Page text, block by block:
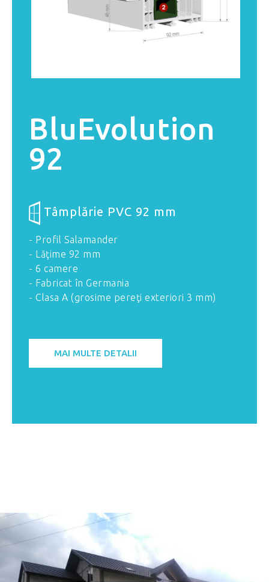
BluEvolution
92
Tâmplărie PVC 92 mm
- Profil Salamander
- Lăţime 92 mm
- 6 camere
- Fabricat în Germania
- Clasa A (grosime pereţi exteriori 3 mm)
MAI MULTE DETALII